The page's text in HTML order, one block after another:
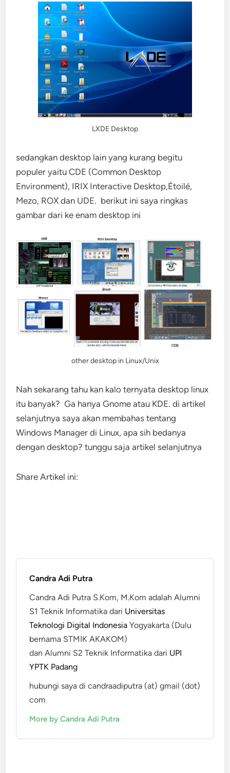
LXDE Desktop
sedangkan desktop lain yang kurang begitu
populer yaitu CDE (Common Desktop
Environment), IRIX Interactive Desktop,Étoilé,
Mezo, ROX dan UDE. berikut ini saya ringkas
gambar dari ke enam desktop ini
other desktop in Linux/Unix
Nah sekarang tahu kan kalo ternyata desktop linux
itu banyak? Ga hanya Gnome atau KDE. di artikel
selanjutnya saya akan membahas tentang
Windows Manager di Linux, apa sih bedanya
dengan desktop? tunggu saja artikel selanjutnya
Share Artikel ini:
Candra Adi Putra
Candra Adi Putra S.Kom, M.Kom adalah Alumni
S1 Teknik Informatika dari Universitas
Teknologi Digital IndonesiaYogyakarta (Dulu
bernama STMIK AKAKOM)
dan Alumni S2 Teknik Informatika dari UPI
YPTK Padang
hubungi saya di candraadiputra (at) gmail (dot)
com
More by Candra Adi Putra